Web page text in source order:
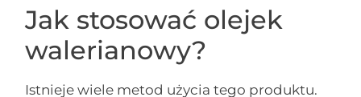
Jak stosować olejek
walerianowy?
Istnieje wiele metod użycia tego produktu.